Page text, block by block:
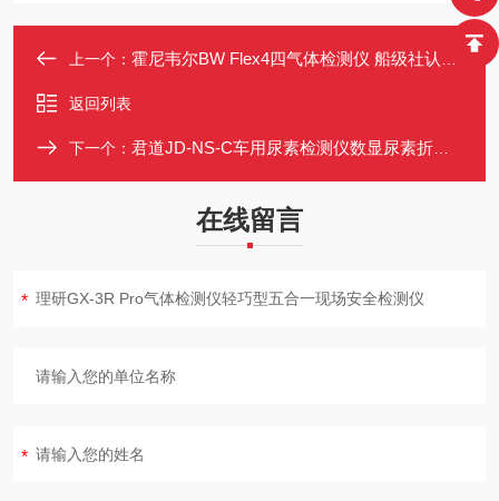
上一个： 霍尼韦尔BW Flex4四气体检测仪 船级社认证 超长续航两个月
返回列表
下一个： 君道JD-NS-C车用尿素检测仪数显尿素折射仪 柴油车尿素溶液浓度计
在线留言